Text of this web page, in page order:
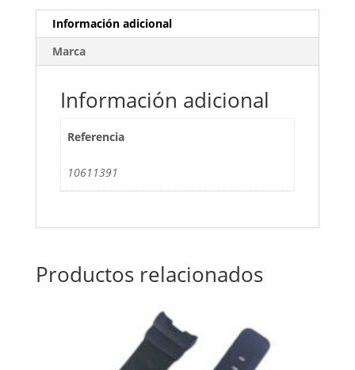
Información adicional
Marca
Información adicional
Referencia
10611391
Productos relacionados